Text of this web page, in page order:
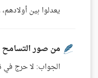
يعدلوا بين
من صور التسامح
الجواب: لا حرج في